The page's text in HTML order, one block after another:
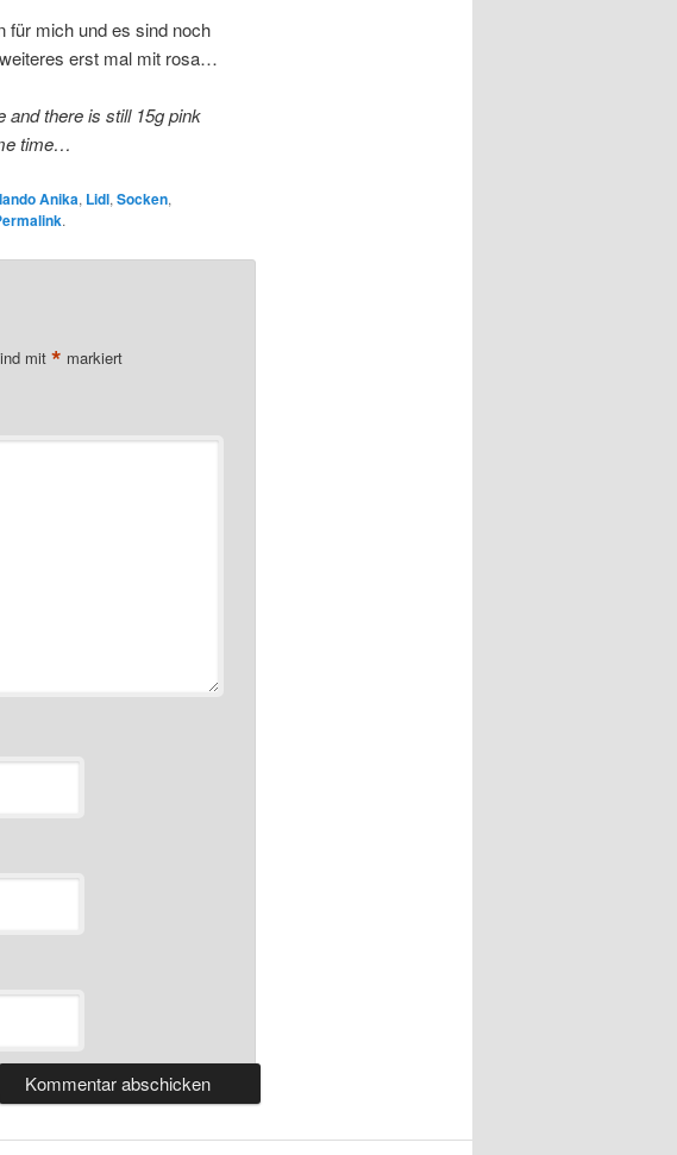
für mich und es sind noch
erst mal mit rosa…
and there is still 15g pink
time…
Anika, Lidl, Socken,
.
mit * markiert